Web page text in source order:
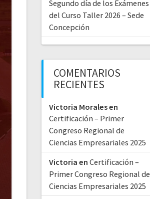
Segundo día de los Exámenes
del Curso Taller 2026 – Sede
Concepción
COMENTARIOS
RECIENTES
Victoria Moralesen
Certificación – Primer
Congreso Regional de
Ciencias Empresariales 2025
Victoria en Certificación –
Primer Congreso Regional de
Ciencias Empresariales 2025